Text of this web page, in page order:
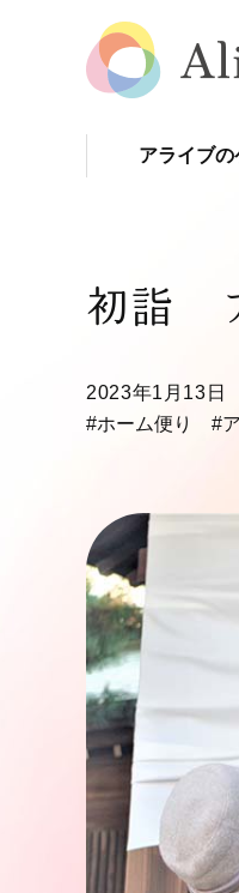
アライブの
初詣
2023年1月13日
#ホーム便り
#